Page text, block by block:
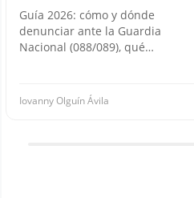
Guía 2026: cómo y dónde
denunciar ante la Guardia
Nacional (088/089), qué…
Iovanny Olguín Ávila